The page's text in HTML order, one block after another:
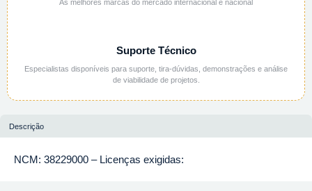
As melhores marcas do mercado internacional e nacional
Suporte Técnico
Especialistas disponíveis para suporte, tira-dúvidas, demonstrações e análise
de viabilidade de projetos.
Descrição
NCM: 38229000 – Licenças exigidas: